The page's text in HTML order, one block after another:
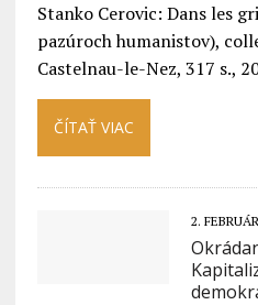
Stanko Cerovic: Dans les
pazúroch humanistov),
Castelnau-le-Nez, 317 s.,
ČÍTAŤ VIAC
2.